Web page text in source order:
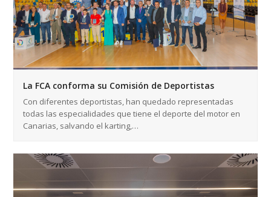
La FCA conforma su Comisión de Deportistas
Con diferentes deportistas, han quedado representadas
todas las especialidades que tiene el deporte del motor en
Canarias, salvando el karting,…